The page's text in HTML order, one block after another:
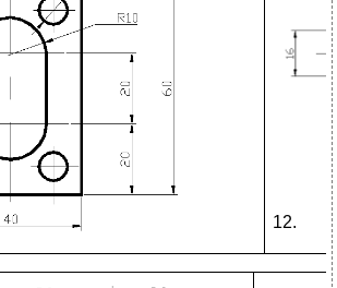
12.